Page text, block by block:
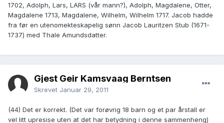
1702, Adolph, Lars, LARS (vår mann?), Adolph, Magdalene, Otter,
Magdalene 1713, Magdalene, Wilhelm, Wilhelm 1717. Jacob hadde
fra før en utenomekteskapelig sønn Jacob Lauritzen Stub (1671-
1737) med Thale Amundsdatter.
Gjest Geir Kamsvaag Berntsen
Skrevet Januar 29, 2011
(44) Det er korrekt. (Det var forøvrig 18 barn og et par årstall er
vel litt upresise uten at det har betydning i denne sammenheng)